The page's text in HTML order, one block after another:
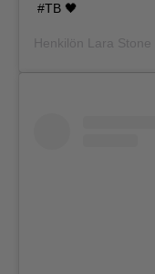
#TB 🖤
Henkilön Lara Stone